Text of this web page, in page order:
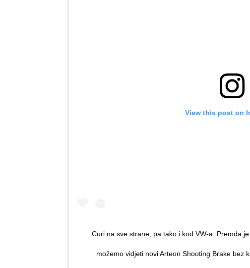
View this post on
Curi na sve strane, pa tako i kod VW-a. Premda
možemo vidjeti novi Arteon Shooting Brake bez